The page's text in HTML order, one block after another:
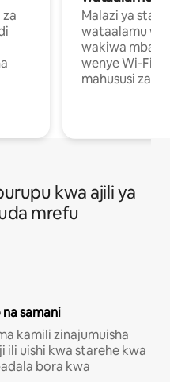
Malazi ya
wataalamu
wakiwa mbali
wenye Wi-Fi
mahususi za
kwa ajili ya
mrefu
samani
kamili zinajumuisha
ili uishi kwa starehe kwa
bora kwa